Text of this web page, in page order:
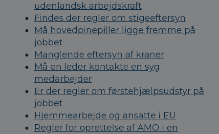
udenlandsk arbejdskraft
Findes der regler om stigeeftersyn
Må hovedpinepiller ligge fremme på
jobbet
Manglende eftersyn af kraner
Må en leder kontakte en syg
medarbejder
Er der regler om førstehjælpsudstyr på
jobbet
Hjemmearbejde og ansatte i EU
Regler for oprettelse af AMO i en